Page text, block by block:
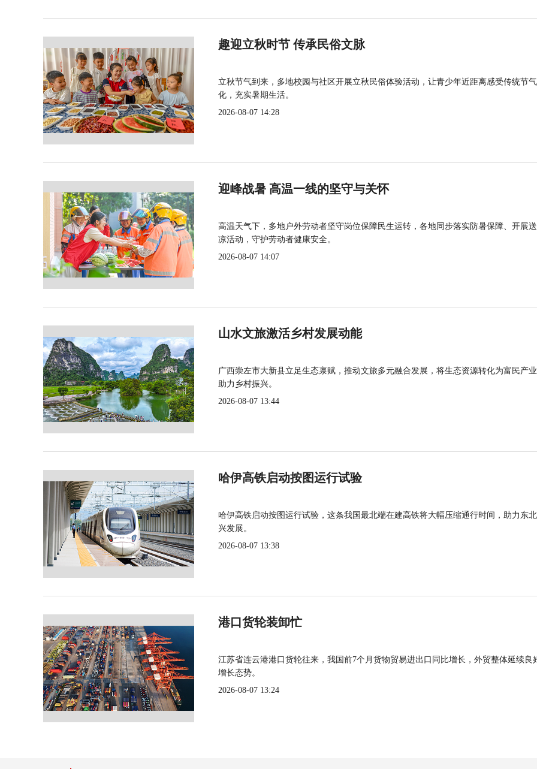
趣迎立秋时节 传承民俗文脉
立秋节气到来，多地校园与社区开展立秋民俗体验活动，让青少年近距离感受传统节
化，充实暑期生活。
2026-08-07 14:28
迎峰战暑 高温一线的坚守与关怀
高温天气下，多地户外劳动者坚守岗位保障民生运转，各地同步落实防暑保障、开展
凉活动，守护劳动者健康安全。
2026-08-07 14:07
山水文旅激活乡村发展动能
广西崇左市大新县立足生态禀赋，推动文旅多元融合发展，将生态资源转化为富民产
助力乡村振兴。
2026-08-07 13:44
哈伊高铁启动按图运行试验
哈伊高铁启动按图运行试验，这条我国最北端在建高铁将大幅压缩通行时间，助力东
兴发展。
2026-08-07 13:38
港口货轮装卸忙
江苏省连云港港口货轮往来，我国前7个月货物贸易进出口同比增长，外贸整体延续良
增长态势。
2026-08-07 13:24